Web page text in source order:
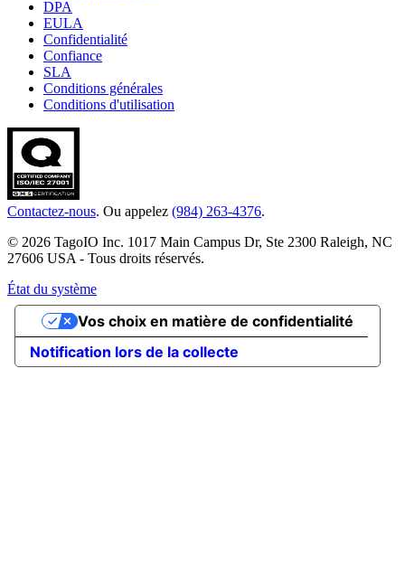
DPA
EULA
Confidentialité
Confiance
SLA
Conditions générales
Conditions d'utilisation
Contactez-nous. Ou appelez (984) 263-4376.
© 2026 TagoIO Inc. 1017 Main Campus Dr, Ste 2300 Raleigh, NC
27606 USA - Tous droits réservés.
État du système
Notification lors de la collecte
Vos choix en matière de confidentialité